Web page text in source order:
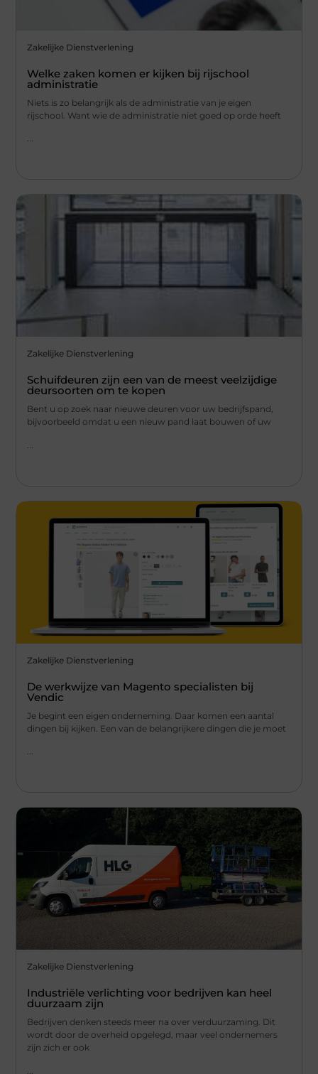
Zakelijke Dienstverlening
Welke zaken komen er kijken bij rijschool
administratie
Niets is zo belangrijk als de administratie van je eigen
rijschool. Want wie de administratie niet goed op orde heeft
...
Zakelijke Dienstverlening
Schuifdeuren zijn een van de meest veelzijdige
deursoorten om te kopen
Bent u op zoek naar nieuwe deuren voor uw bedrijfspand,
bijvoorbeeld omdat u een nieuw pand laat bouwen of uw
Zakelijke Dienstverlening
De werkwijze van Magento specialisten bij
Vendic
Je begint een eigen onderneming. Daar komen een aantal
dingen bij kijken. Een van de belangrijkere dingen die je moet
...
Zakelijke Dienstverlening
Industriële verlichting voor bedrijven kan heel
duurzaam zijn
Bedrijven denken steeds meer na over verduurzaming. Dit
wordt door de overheid opgelegd, maar veel ondernemers
zijn zich er ook